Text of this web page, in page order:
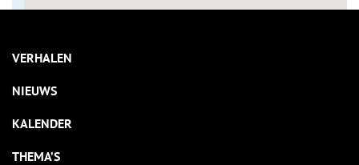
VERHALEN
NIEUWS
KALENDER
THEMA’S